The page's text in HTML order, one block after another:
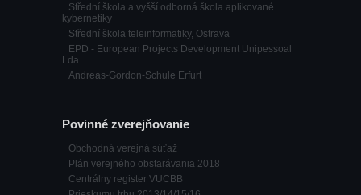
Střední škola a vyšší odborná škola aplikované
kybernetiky
Střední škola teleinformatiky, Ostrava
EPD - European Projects Development Unipessoal
Lda
Andreas-Gordon-Schule Erfurt
Povinné zverejňovanie
Obchodná verejná súťaž
Plán verejného obstarávania 2018
Centrálny register VUCBB